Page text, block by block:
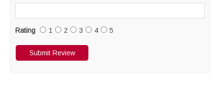
Rating 1 2 3 4 5